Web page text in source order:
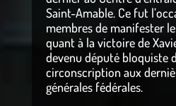
Saint-Amable. Ce fut
membres de manifester
quant à la victoire de
devenu député bloquiste
circonscription aux
générales fédérales.